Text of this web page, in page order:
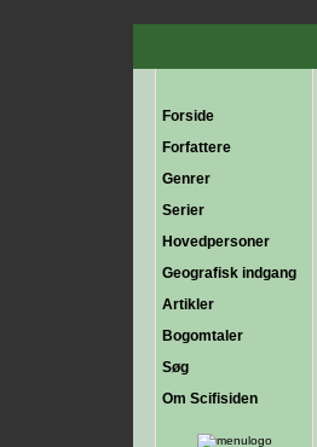
Forside
Forfattere
Genrer
Serier
Hovedpersoner
Geografisk indgang
Artikler
Bogomtaler
Søg
Om Scifisiden